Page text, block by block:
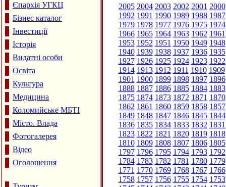
Єпархія УГКЦ
Бізнес каталог
Інвестиції
Історія
Видатні особи
Освіта
Культура
Медицина
Коломийське МБТІ
Місто. Влада
Фотогалерея
Відео
Оголошення
2005 2004 2003 2002 2001 2000
1992 1991 1990 1989 1988 1987
1979 1978 1977 1976 1975 1974
1966 1965 1964 1963 1962 1961
1953 1952 1951 1950 1949 1948
1940 1939 1938 1937 1936 1935
1927 1926 1925 1924 1923 1922
1914 1913 1912 1911 1910 1909
1901 1900 1899 1898 1897 1896
1888 1887 1886 1885 1884 1883
1875 1874 1873 1872 1871 1870
1862 1861 1860 1859 1858 1857
1849 1848 1847 1846 1845 1844
1836 1835 1834 1833 1832 1831
1823 1822 1821 1820 1819 1818
1810 1809 1808 1807 1806 1805
1797 1796 1795 1794 1793 1792
1784 1783 1782 1781 1780 1779
1771 1770 1769 1768 1767 1766
1758 1757 1756 1755 1754 1753